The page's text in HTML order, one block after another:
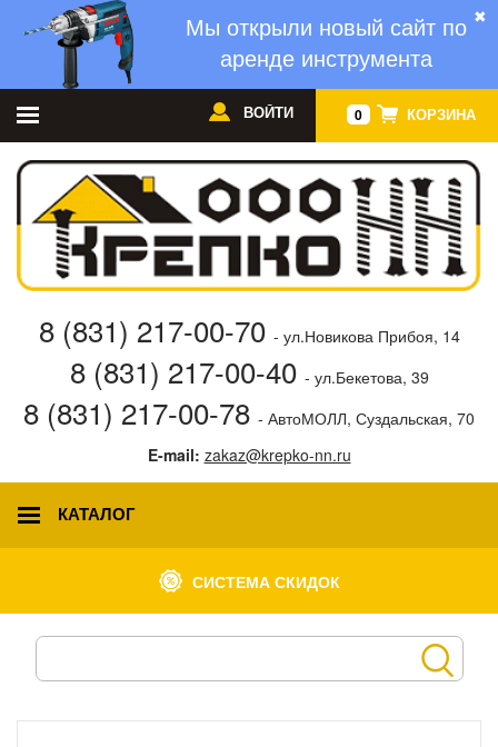
✖
Мы открыли новый сайт по
аренде инструмента
0 КОРЗИНА
ВОЙТИ
8 (831) 217-00-70 - ул.Новикова Прибоя, 14
8 (831) 217-00-40 - ул.Бекетова, 39
8 (831) 217-00-78 - АвтоМОЛЛ, Суздальская, 70
E-mail: zakaz@krepko-nn.ru
КАТАЛОГ
СИСТЕМА СКИДОК